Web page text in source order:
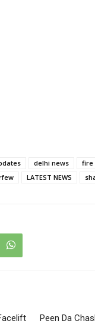
delhi news fire
LATEST NEWS
Peen Da